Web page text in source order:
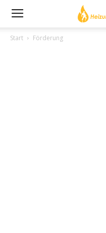
Start Förderung